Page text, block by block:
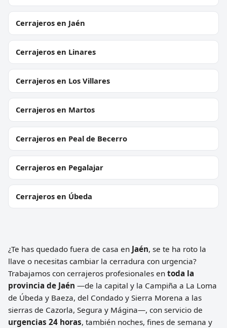
Cerrajeros en Jaén
Cerrajeros en Linares
Cerrajeros en Los Villares
Cerrajeros en Martos
Cerrajeros en Peal de Becerro
Cerrajeros en Pegalajar
Cerrajeros en Úbeda
¿Te has quedado fuera de casa en Jaén, se te ha roto la
llave o necesitas cambiar la cerradura con urgencia?
Trabajamos con cerrajeros profesionales en toda la
provincia de Jaén —de la capital y la Campiña a La Loma
de Úbeda y Baeza, del Condado y Sierra Morena a las
sierras de Cazorla, Segura y Mágina—, con servicio de
urgencias 24 horas, también noches, fines de semana y